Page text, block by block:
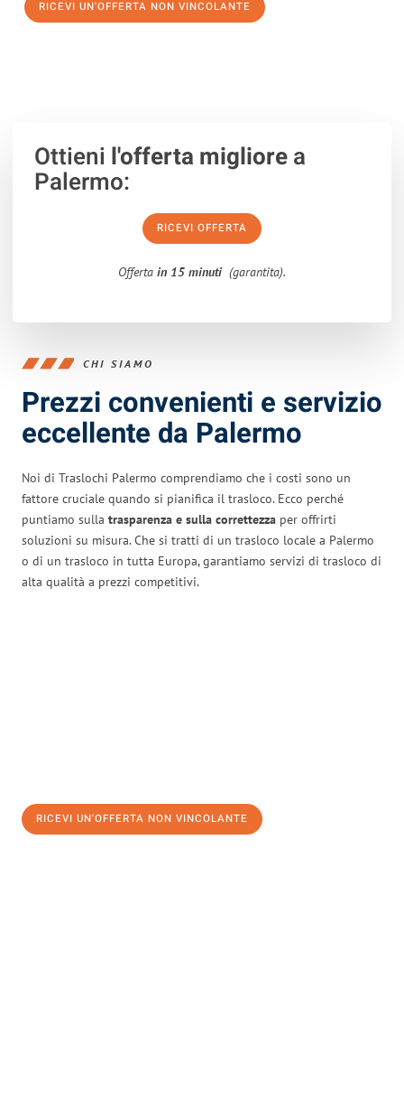
RICEVI UN'OFFERTA NON VINCOLANTE
Ottieni l'offerta migliorea
Palermo:
RICEVI OFFERTA
Offerta in 15 minuti (garantita).
CHI SIAMO
Prezzi convenienti e servizio
eccellente da Palermo
Noi di Traslochi Palermo comprendiamo che i costi sono un
fattore cruciale quando si pianifica il trasloco. Ecco perché
puntiamo sulla trasparenza e sulla correttezza per offrirti
soluzioni su misura. Che si tratti di un trasloco locale a Palermo
o di un trasloco in tutta Europa, garantiamo servizi di trasloco di
alta qualità a prezzi competitivi.
RICEVI UN'OFFERTA NON VINCOLANTE